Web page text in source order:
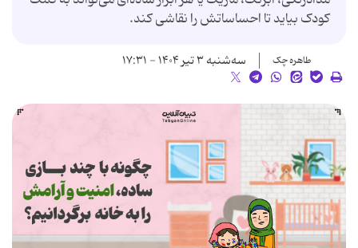
کودک بیاید تا احساساتش را نقاشی کند.
طاهره چک سه‌شنبه ۳ تیر ۱۴۰۴ - ۱۷:۳۱